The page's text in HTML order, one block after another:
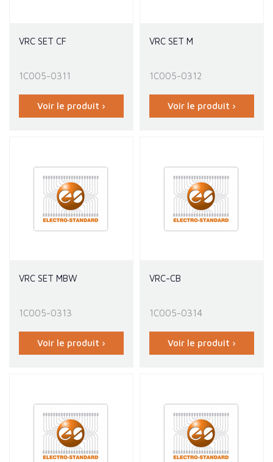
VRC SET CF
1C005-0311
Voir le produit ›
VRC SET M
1C005-0312
Voir le produit ›
VRC SET MBW
1C005-0313
Voir le produit ›
VRC-CB
1C005-0314
Voir le produit ›